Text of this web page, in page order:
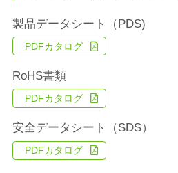
製品データシート（PDS)
PDFカタログ
RoHS書類
PDFカタログ
安全データシート（SDS）
PDFカタログ